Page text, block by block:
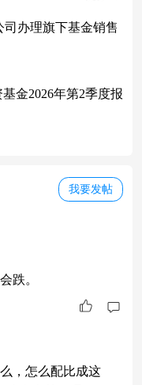
办理旗下基金销售
金2026年第2季度报
我要发帖
跌。
，怎么配比成这